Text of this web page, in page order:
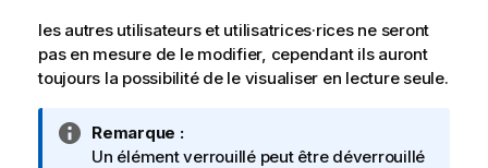
les autres utilisateurs et utilisatrices·rices ne seront
pas en mesure de le modifier, cependant ils auront
toujours la possibilité de le visualiser en lecture seule.
N
o
Remarque :
Un élément verrouillé peut être déverrouillé